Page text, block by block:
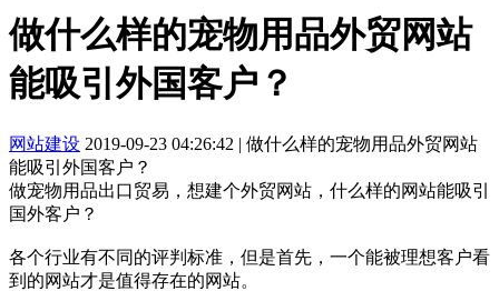
做什么样的宠物用品外贸网站
能吸引外国客户？
网站建设 2019-09-23 04:26:42 | 做什么样的宠物用品外贸网站
能吸引外国客户？
做宠物用品出口贸易，想建个外贸网站，什么样的网站能吸引
国外客户？
各个行业有不同的评判标准，但是首先，一个能被理想客户看
到的网站才是值得存在的网站。